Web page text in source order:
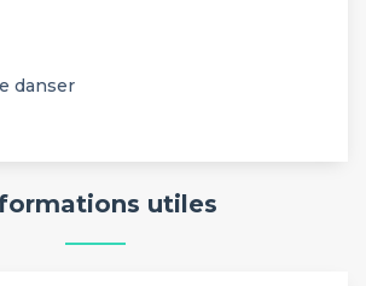
danser
utiles